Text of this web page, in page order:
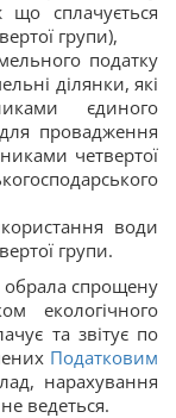
сплачується
групи),
податку
ділянки, які
єдиного
провадження
четвертої
води
групи.
спрощену
екологічного
та звітує по
Податковим
нарахування
ведеться.